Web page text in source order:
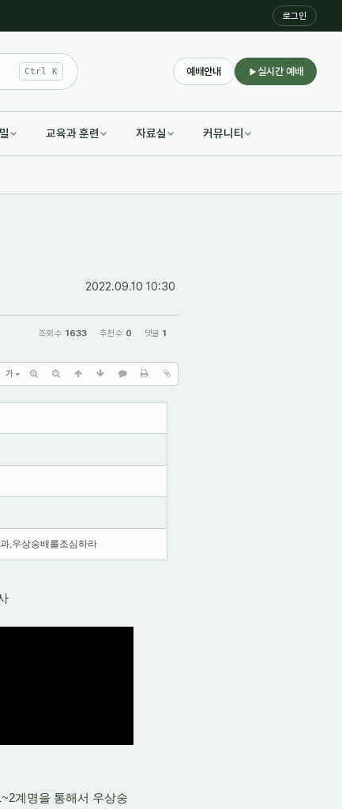
로그인
Ctrl K 예배안내 실시간 예배
교육과 훈련 자료실 커뮤니티
2022.09.10 10:30
조회 수 1633 추천 수 0 댓글 1
가
,우상숭배를조심하라
계명을 통해서 우상숭